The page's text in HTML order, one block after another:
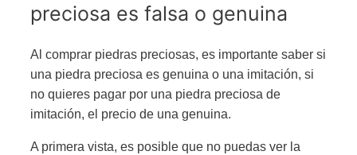
preciosa es falsa o genuina
Al comprar piedras preciosas, es importante saber si
una piedra preciosa es genuina o una imitación, si
no quieres pagar por una piedra preciosa de
imitación, el precio de una genuina.
A primera vista, es posible que no puedas ver la